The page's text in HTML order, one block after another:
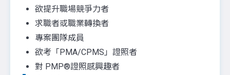
欲提升職場競爭力者
求職者或職業轉換者
專案團隊成員
欲考「PMA/CPMS」證照者
對 PMP®證照感興趣者